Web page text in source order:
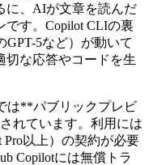
に、AIが文章を読んだ
です。Copilot CLIの裏
5など）が動いて
切な応答やコードを生
は**パブリックプレビ
れています。利用には
Pro以上）の契約が必要
Copilotには無償トラ